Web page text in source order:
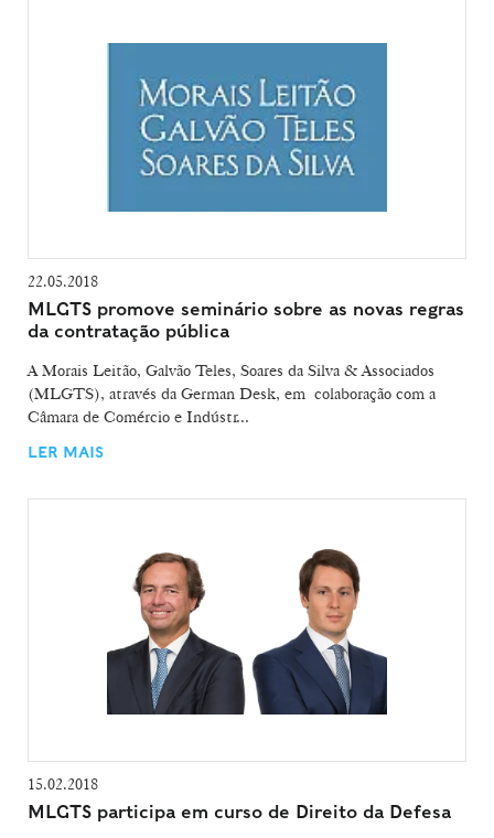
22.05.2018
MLGTS promove seminário sobre as novas regras
da contratação pública
A Morais Leitão, Galvão Teles, Soares da Silva & Associados
(MLGTS), através da German Desk, em colaboração com a
Câmara de Comércio e Indústr...
LER MAIS
15.02.2018
MLGTS participa em curso de Direito da Defesa